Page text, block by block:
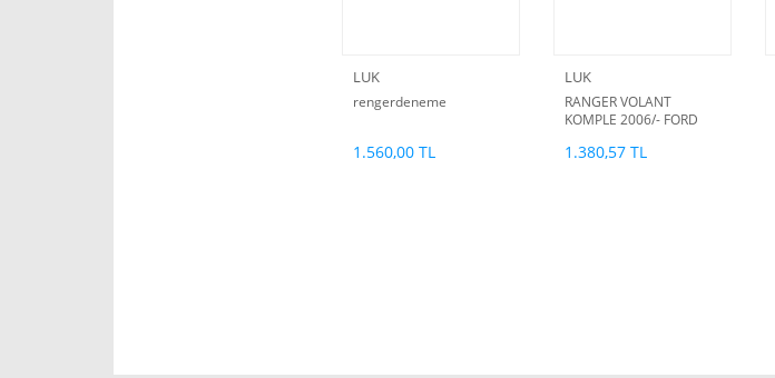
LUK
rengerdeneme
1.560,00 TL
LUK
RANGER VOLANT
KOMPLE 2006/- FORD
1.380,57 TL